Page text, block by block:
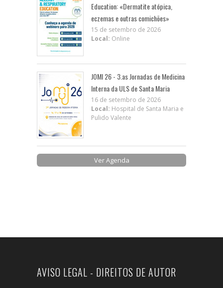
Education: «Dermatite atópica,
eczemas e outras comichões»
15 de setembro de 2026
Local: Online
JOMI 26 - 3.as Jornadas de Medicina
Interna da ULS de Santa Maria
16 de setembro de 2026
Local: Hospital de Santa Maria e
Pulido Valente
Ver Agenda
AVISO LEGAL - DIREITOS DE AUTOR